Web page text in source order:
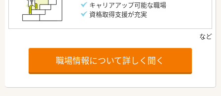
キャリアアップ可能な職場
資格取得支援が充実
職場情報について詳しく聞く